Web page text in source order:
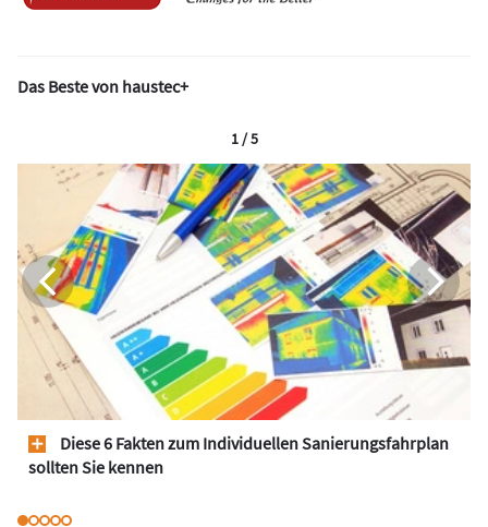
Das Beste von haustec+
Diese 6 Fakten zum Individuellen Sanierungsfahrplan
sollten Sie kennen
1 / 5